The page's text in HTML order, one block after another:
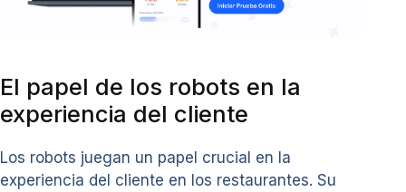
El papel de los robots en la
experiencia del cliente
Los robots juegan un papel crucial en la
experiencia del cliente en los restaurantes. Su